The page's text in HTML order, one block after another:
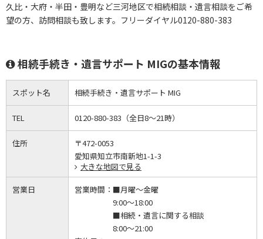
久比・大府・半田・豊明など三河地区で相続相談・遺言相談をご希
望の方、訪問相談も致します。フリーダイヤル0120-880-383
相続手続き・遺言サポート MIGの基本情報
スポット名 相続手続き・遺言サポート MIG
TEL 0120-880-383（全日8～21時）
住所
〒472-0053
愛知県知立市南新地1-1-3
大きな地図で見る
営業日 営業時間： ■月曜～金曜
9:00～18:00
■相続・遺言に関する相談
8:00～21:00